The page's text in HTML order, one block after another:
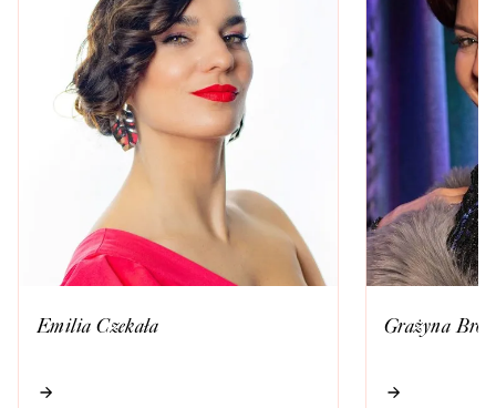
Emilia Czekała Grażyna